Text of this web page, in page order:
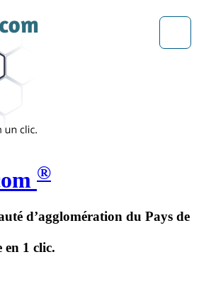
®
d’agglomération du Pays de
en 1 clic.